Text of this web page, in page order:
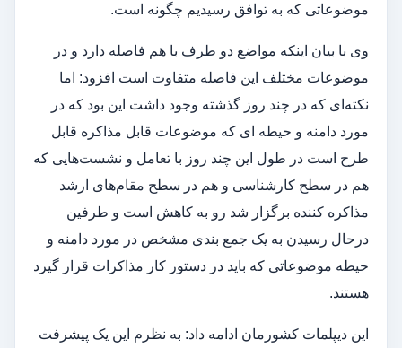
موضوعاتی که به توافق رسیدیم چگونه است.
وی با بیان اینکه مواضع دو طرف با هم فاصله دارد و در
موضوعات مختلف این فاصله متفاوت است افزود: اما
نکته‌ای که در چند روز گذشته وجود داشت این بود که در
مورد دامنه و حیطه ای که موضوعات قابل مذاکره قابل
طرح است در طول این چند روز با تعامل و نشست‌هایی که
هم در سطح کارشناسی و هم در سطح مقام‌های ارشد
مذاکره کننده برگزار شد رو به کاهش است و طرفین
درحال رسیدن به یک جمع بندی مشخص در مورد دامنه و
حیطه موضوعاتی که باید در دستور کار مذاکرات قرار گیرد
هستند.
این دیپلمات کشورمان ادامه داد: به نظرم این یک پیشرفت